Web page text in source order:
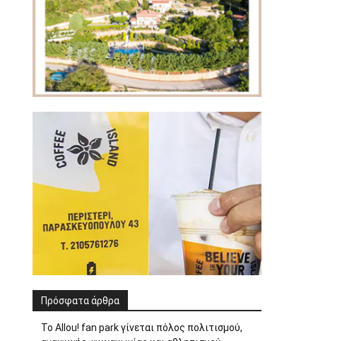
Πρόσφατα άρθρα
Το Allou! fan park γίνεται πόλος πολιτισμού,